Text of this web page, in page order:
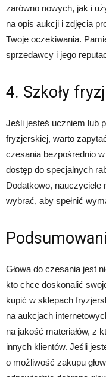
zarówno nowych, jak i
na opis aukcji i zdjęcia
Twoje oczekiwania.
sprzedawcy i jego
4. Szkoły
Jeśli jesteś uczniem lub
fryzjerskiej, warto
czesania bezpośrednio
dostęp do specjalnych
Dodatkowo, nauczyciele
wybrać, aby spełnić
Głowa do czesania jest
kto chce doskonalić
kupić w sklepach
na aukcjach
na jakość materiałów, z
innych klientów. Jeśli
o możliwość zakupu